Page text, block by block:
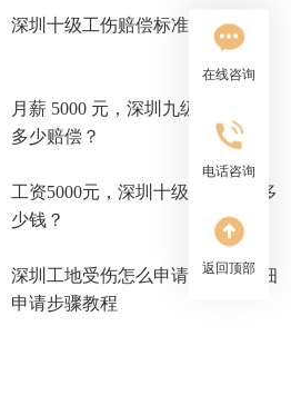
深圳十级工伤赔偿标准
月薪 5000 元，深圳九级工伤能拿
多少赔偿？
工资5000元，深圳十级工伤赔偿多
少钱？
深圳工地受伤怎么申请工伤？详细
申请步骤教程
在线咨询
电话咨询
返回顶部